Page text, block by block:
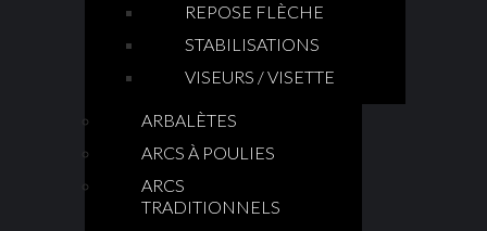
REPOSE FLÈCHE
STABILISATIONS
VISEURS / VISETTE
ARBALÈTES
ARCS À POULIES
ARCS
TRADITIONNELS